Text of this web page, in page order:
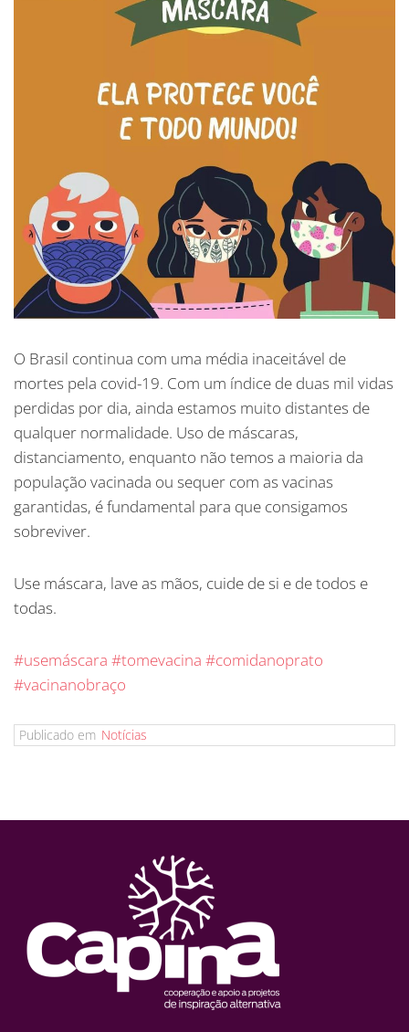
O Brasil continua com uma média inaceitável de
mortes pela covid-19. Com um índice de duas mil vidas
perdidas por dia, ainda estamos muito distantes de
qualquer normalidade. Uso de máscaras,
distanciamento, enquanto não temos a maioria da
população vacinada ou sequer com as vacinas
garantidas, é fundamental para que consigamos
sobreviver.
Use máscara, lave as mãos, cuide de si e de todos e
todas.
#usemáscara #tomevacina #comidanoprato
#vacinanobraço
Publicado em Notícias